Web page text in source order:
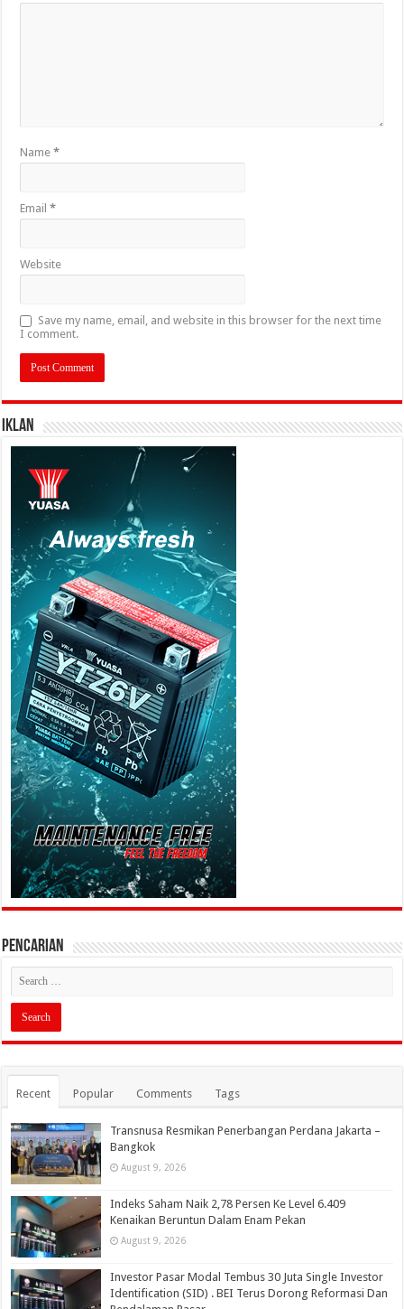
Name*
Email*
Website
Save my name, email, and website in this browser for the next time
I comment.
IKLAN
PENCARIAN
Recent Popular Comments Tags
Transnusa Resmikan Penerbangan Perdana Jakarta –
Bangkok
August 9, 2026
Indeks Saham Naik 2,78 Persen Ke Level 6.409
Kenaikan Beruntun Dalam Enam Pekan
August 9, 2026
Investor Pasar Modal Tembus 30 Juta Single Investor
Identification (SID) . BEI Terus Dorong Reformasi Dan